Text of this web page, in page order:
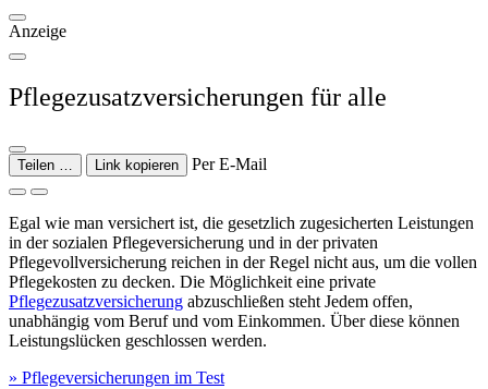
Anzeige
Pflegezusatzversicherungen für alle
Teilen … Link kopieren Per E-Mail
Egal wie man versichert ist, die gesetzlich zugesicherten Leistungen
in der sozialen Pflegeversicherung und in der privaten
Pflegevollversicherung reichen in der Regel nicht aus, um die vollen
Pflegekosten zu decken. Die Möglichkeit eine private
Pflegezusatzversicherung abzuschließen steht Jedem offen,
unabhängig vom Beruf und vom Einkommen. Über diese können
Leistungslücken geschlossen werden.
» Pflegeversicherungen im Test